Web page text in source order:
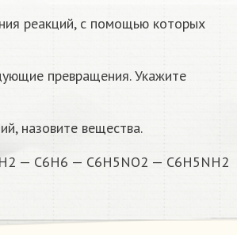
реакций, с помощью которых
превращения. Укажите
назовите вещества.
— C6H6 — C6H5NO2 — C6H5NH2